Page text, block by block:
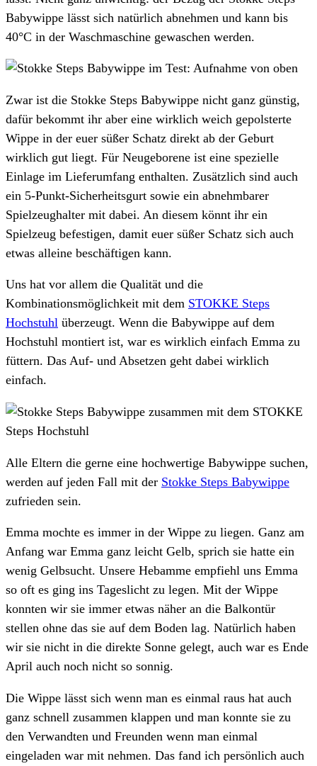
Babywippe lässt sich natürlich abnehmen und kann bis
40°C in der Waschmaschine gewaschen werden.
Zwar ist die Stokke Steps Babywippe nicht ganz günstig,
dafür bekommt ihr aber eine wirklich weich gepolsterte
Wippe in der euer süßer Schatz direkt ab der Geburt
wirklich gut liegt. Für Neugeborene ist eine spezielle
Einlage im Lieferumfang enthalten. Zusätzlich sind auch
ein 5-Punkt-Sicherheitsgurt sowie ein abnehmbarer
Spielzeughalter mit dabei. An diesem könnt ihr ein
Spielzeug befestigen, damit euer süßer Schatz sich auch
etwas alleine beschäftigen kann.
Uns hat vor allem die Qualität und die
Kombinationsmöglichkeit mit dem STOKKE Steps
Hochstuhl überzeugt. Wenn die Babywippe auf dem
Hochstuhl montiert ist, war es wirklich einfach Emma zu
füttern. Das Auf- und Absetzen geht dabei wirklich
einfach.
Alle Eltern die gerne eine hochwertige Babywippe suchen,
werden auf jeden Fall mit der Stokke Steps Babywippe
zufrieden sein.
Emma mochte es immer in der Wippe zu liegen. Ganz am
Anfang war Emma ganz leicht Gelb, sprich sie hatte ein
wenig Gelbsucht. Unsere Hebamme empfiehl uns Emma
so oft es ging ins Tageslicht zu legen. Mit der Wippe
konnten wir sie immer etwas näher an die Balkontür
stellen ohne das sie auf dem Boden lag. Natürlich haben
wir sie nicht in die direkte Sonne gelegt, auch war es Ende
April auch noch nicht so sonnig.
Die Wippe lässt sich wenn man es einmal raus hat auch
ganz schnell zusammen klappen und man konnte sie zu
den Verwandten und Freunden wenn man einmal
eingeladen war mit nehmen. Das fand ich persönlich auch